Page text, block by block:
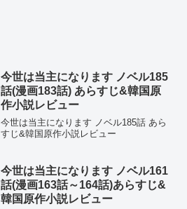
今世は当主になります ノベル185
話(漫画183話) あらすじ&韓国原
作小説レビュー
今世は当主になります ノベル185話 あら
すじ&韓国原作小説レビュー
今世は当主になります ノベル161
話(漫画163話～164話)あらすじ&
韓国原作小説レビュー